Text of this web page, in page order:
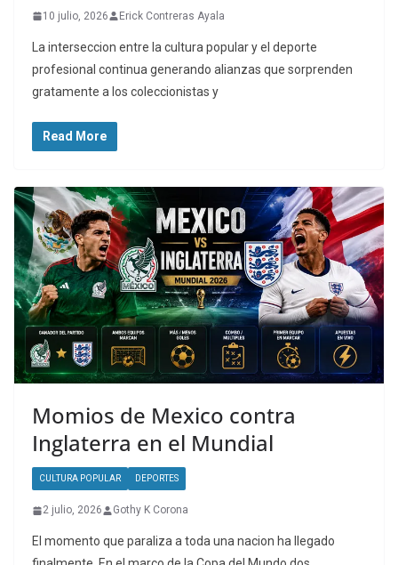
10 julio, 2026 Erick Contreras Ayala
La interseccion entre la cultura popular y el deporte
profesional continua generando alianzas que sorprenden
gratamente a los coleccionistas y
Read More
Momios de Mexico contra
Inglaterra en el Mundial
CULTURA POPULAR DEPORTES
2 julio, 2026 Gothy K Corona
El momento que paraliza a toda una nacion ha llegado